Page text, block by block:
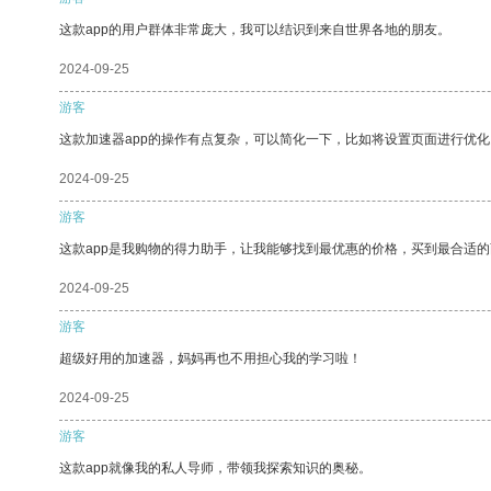
这款app的用户群体非常庞大，我可以结识到来自世界各地的朋友。
2024-09-25
游客
这款加速器app的操作有点复杂，可以简化一下，比如将设置页面进行优化
2024-09-25
游客
这款app是我购物的得力助手，让我能够找到最优惠的价格，买到最合适的
2024-09-25
游客
超级好用的加速器，妈妈再也不用担心我的学习啦！
2024-09-25
游客
这款app就像我的私人导师，带领我探索知识的奥秘。